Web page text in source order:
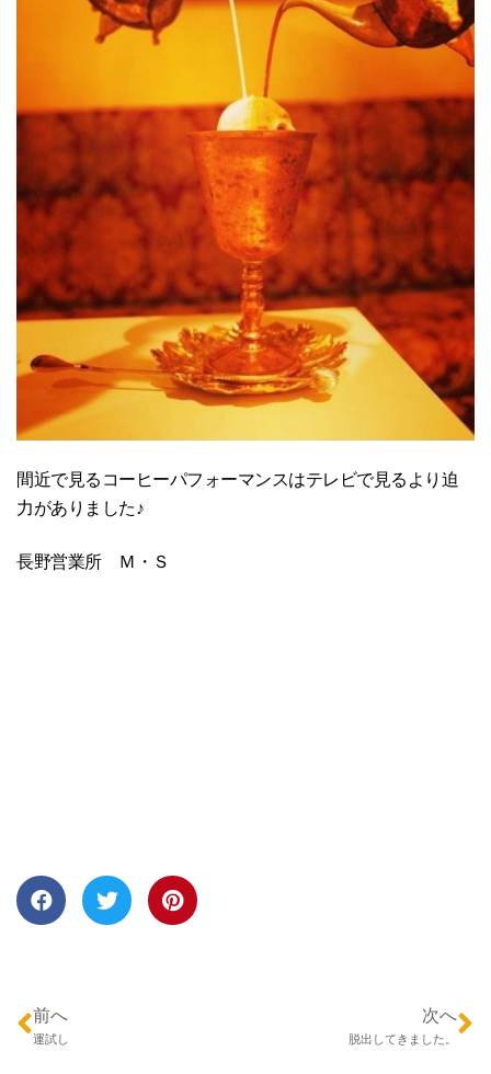
間近で見るコーヒーパフォーマンスはテレビで見るより迫
力がありました♪
長野営業所 Ｍ・Ｓ
前へ
運試し
次へ
脱出してきました。